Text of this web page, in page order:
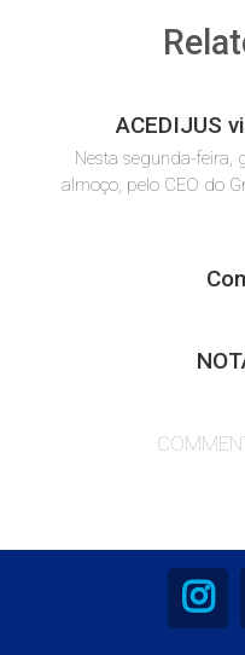
ACEDIJUS
Nesta segunda-feira,
almoço, pelo CEO do